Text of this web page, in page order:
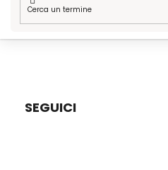
Casa
Tecniche / Perline da stirare
Perline da stirare - Asia
SEGUICI